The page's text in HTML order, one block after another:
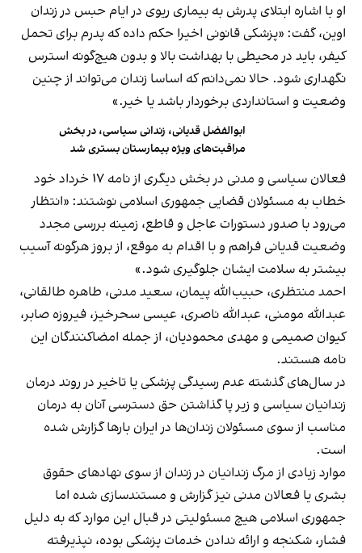
او با اشاره ابتلای پدرش به بیماری ریوی در ایام حبس در زندان
اوین، گفت: «پزشکی قانونی اخیرا حکم داده که پدرم برای تحمل
کیفر، باید در محیطی با بهداشت بالا و بدون هیچ‌گونه استرس
نگهداری شود. حالا نمی‌دانم که اساسا زندان می‌تواند از چنین
وضعیت و استانداردی برخوردار باشد یا خیر.»
ابوالفضل قدیانی، زندانی سیاسی، در بخش
مراقبت‌های ویژه بیمارستان بستری شد
فعالان سیاسی و مدنی در بخش دیگری از نامه ۱۷ خرداد خود
خطاب به مسئولان قضایی جمهوری اسلامی نوشتند: «انتظار
می‌رود با صدور دستورات عاجل و قاطع، زمینه بررسی مجدد
وضعیت قدیانی فراهم و با اقدام به موقع، از بروز هرگونه آسیب
بیشتر به سلامت ایشان جلوگیری شود.»
احمد منتظری، حبیب‌الله پیمان، سعید مدنی، طاهره طالقانی،
عبدالله مومنی، عبدالله ناصری، عیسی سحرخیز، فیروزه صابر،
کیوان صمیمی و مهدی محمودیان، از جمله امضاکنندگان این
نامه هستند.
در سال‌های گذشته عدم رسیدگی پزشکی یا تاخیر در روند درمان
زندانیان سیاسی و زیر پا گذاشتن حق دسترسی آنان به درمان
مناسب از سوی مسئولان زندان‌ها در ایران بارها گزارش شده
است.
موارد زیادی از مرگ زندانیان در زندان از سوی نهادهای حقوق
بشری یا فعالان مدنی نیز گزارش و مستندسازی شده اما
جمهوری اسلامی هیچ مسئولیتی در قبال این موارد که به دلیل
فشار، شکنجه و ارائه ندادن خدمات پزشکی بوده، نپذیرفته